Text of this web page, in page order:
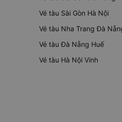
Vé tàu Sài Gòn Hà Nội
Vé tàu Nha Trang Đà
Vé tàu Đà Nẵng Huế
Vé tàu Hà Nội Vinh